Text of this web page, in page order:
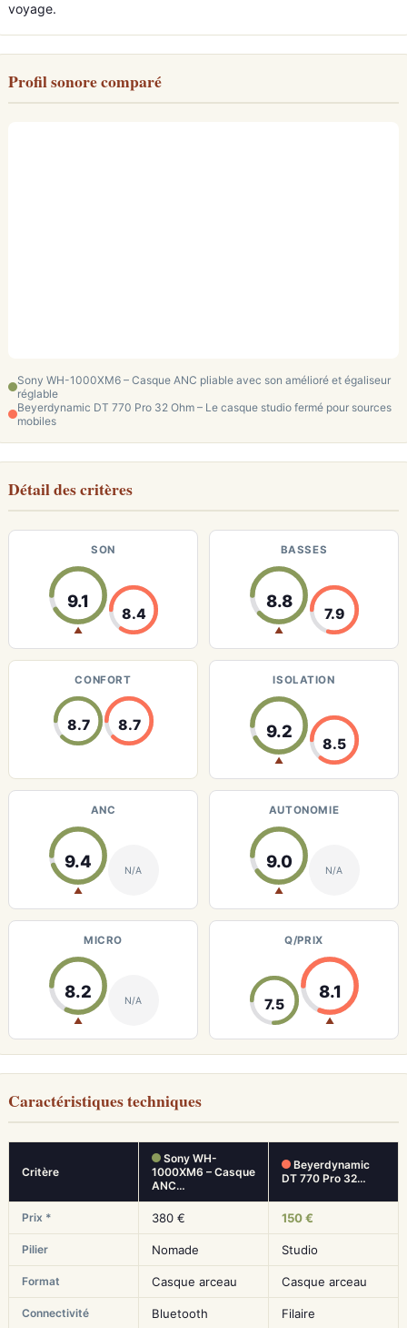
voyage.
Profil sonore comparé
Sony WH-1000XM6 – Casque ANC pliable avec son amélioré et égaliseur
réglable
Beyerdynamic DT 770 Pro 32 Ohm – Le casque studio fermé pour sources
mobiles
Détail des critères
SON
9.1
▲
8.4
BASSES
8.8
▲
7.9
CONFORT
8.7 8.7
ISOLATION
9.2
▲
8.5
ANC
9.4
▲
N/A
AUTONOMIE
9.0
▲
N/A
MICRO
8.2
▲
N/A
Q/PRIX
7.5
8.1
▲
Caractéristiques techniques
Critère
Sony WH-
1000XM6 – Casque
ANC…
Beyerdynamic
DT 770 Pro 32…
Prix * 380 € 150 €
Pilier Nomade Studio
Format Casque arceau Casque arceau
Connectivité Bluetooth Filaire